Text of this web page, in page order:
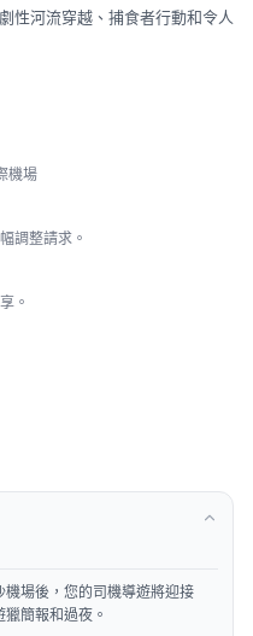
性河流穿越、捕食者行動和令人
機場
調整請求。
。
場後，您的司機導遊將迎接
簡報和過夜。